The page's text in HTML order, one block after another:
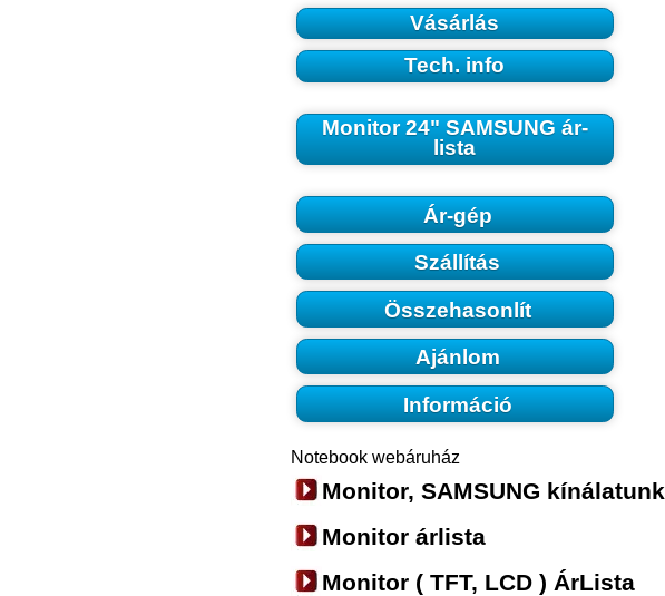
Vásárlás
Tech. info
Monitor 24" SAMSUNG ár-
lista
Ár-gép
Szállítás
Összehasonlít
Ajánlom
Információ
Notebook webáruház
Monitor, SAMSUNG kínálatunk
Monitor árlista
Monitor ( TFT, LCD ) ÁrLista